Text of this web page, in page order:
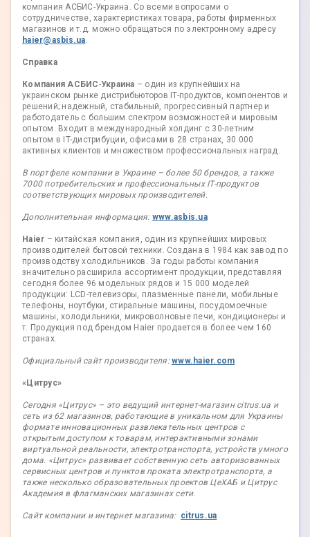
компания АСБИС-Украина. Со всеми вопросами о
сотрудничестве, характеристиках товара, работы фирменных
магазинов и т.д. можно обращаться по электронному адресу
haier@asbis.ua.
Справка
Компания АСБИС-Украина – один из крупнейших на
украинском рынке дистрибьюторов IT-продуктов, компонентов и
решений; надежный, стабильный, прогрессивный партнер и
работодатель с большим спектром возможностей и мировым
опытом. Входит в международный холдинг с 30-летним
опытом в IT-дистрибуции, офисами в 28 странах, 30 000
активных клиентов и множеством профессиональных наград.
В портфеле компании в Украине – более 50 брендов, а также
7000 потребительских и профессиональных IT-продуктов
соответствующих мировых производителей.
Дополнительная информация: www.asbis.ua
Haier – китайская компания, один из крупнейших мировых
производителей бытовой техники. Создана в 1984 как завод по
производству холодильников. За годы работы компания
значительно расширила ассортимент продукции, представляя
сегодня более 96 модельных рядов и 15 000 моделей
продукции: LCD-телевизоры, плазменные панели, мобильные
телефоны, ноутбуки, стиральные машины, посудомоечные
машины, холодильники, микроволновые печи, кондиционеры и
т. Продукция под брендом Haier продается в более чем 160
странах.
Официальный сайт производителя: www.haier.com
«Цитрус»
Сегодня «Цитрус» – это ведущий интернет-магазин citrus.ua и
сеть из 62 магазинов, работающие в уникальном для Украины
формате инновационных развлекательных центров с
открытым доступом к товарам, интерактивными зонами
виртуальной реальности, электротранспорта, устройств умного
дома. «Цитрус» развивает собственную сеть авторизованных
сервисных центров и пунктов проката электротранспорта, а
также несколько образовательных проектов ЦеХАБ и Цитрус
Академия в флагманских магазинах сети.
Сайт компании и интернет магазина: citrus.ua